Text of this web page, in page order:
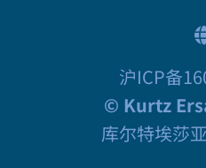
沪ICP备
© Kurtz
库尔特埃莎